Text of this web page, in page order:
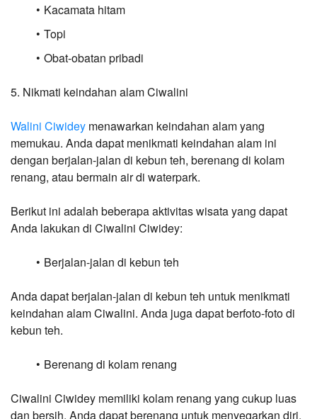
Kacamata hitam
Topi
Obat-obatan pribadi
5. Nikmati keindahan alam Ciwalini
Walini Ciwidey menawarkan keindahan alam yang
memukau. Anda dapat menikmati keindahan alam ini
dengan berjalan-jalan di kebun teh, berenang di kolam
renang, atau bermain air di waterpark.
Berikut ini adalah beberapa aktivitas wisata yang dapat
Anda lakukan di Ciwalini Ciwidey:
Berjalan-jalan di kebun teh
Anda dapat berjalan-jalan di kebun teh untuk menikmati
keindahan alam Ciwalini. Anda juga dapat berfoto-foto di
kebun teh.
Berenang di kolam renang
Ciwalini Ciwidey memiliki kolam renang yang cukup luas
dan bersih. Anda dapat berenang untuk menyegarkan diri.